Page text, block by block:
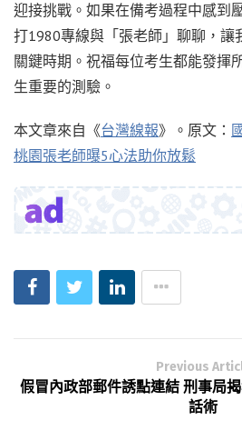
迎接挑戰。如果在備考過程中感到
打1980專線與「張老師」聊聊，讓
關鍵時期。祝福每位考生都能發揮
生重要的測驗。
本文章來自《台灣線報》。原文：
桃園張老師曝5心法助你放鬆
Previous
假冒內政部郵件誘點連結 刑事局
話術